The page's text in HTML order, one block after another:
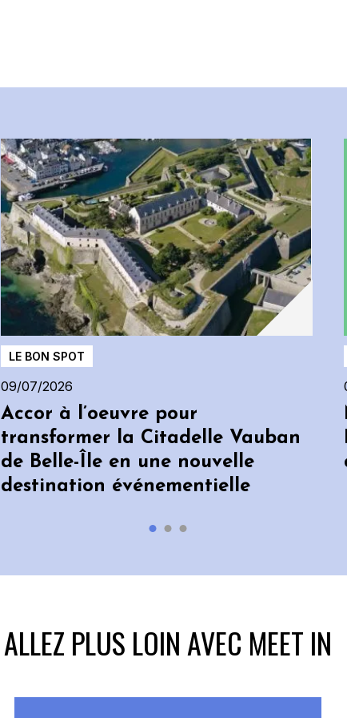
LE BON SPOT
09/07/2026
Accor à l’oeuvre pour
transformer la Citadelle Vauban
de Belle-Île en une nouvelle
destination événementielle
ALLEZ PLUS LOIN AVEC MEET IN